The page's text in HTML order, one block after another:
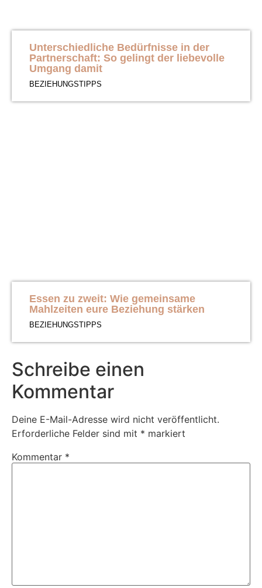
Unterschiedliche Bedürfnisse in der
Partnerschaft: So gelingt der liebevolle
Umgang damit
BEZIEHUNGSTIPPS
Essen zu zweit: Wie gemeinsame
Mahlzeiten eure Beziehung stärken
BEZIEHUNGSTIPPS
Schreibe einen
Kommentar
Deine E-Mail-Adresse wird nicht veröffentlicht.
Erforderliche Felder sind mit * markiert
Kommentar *